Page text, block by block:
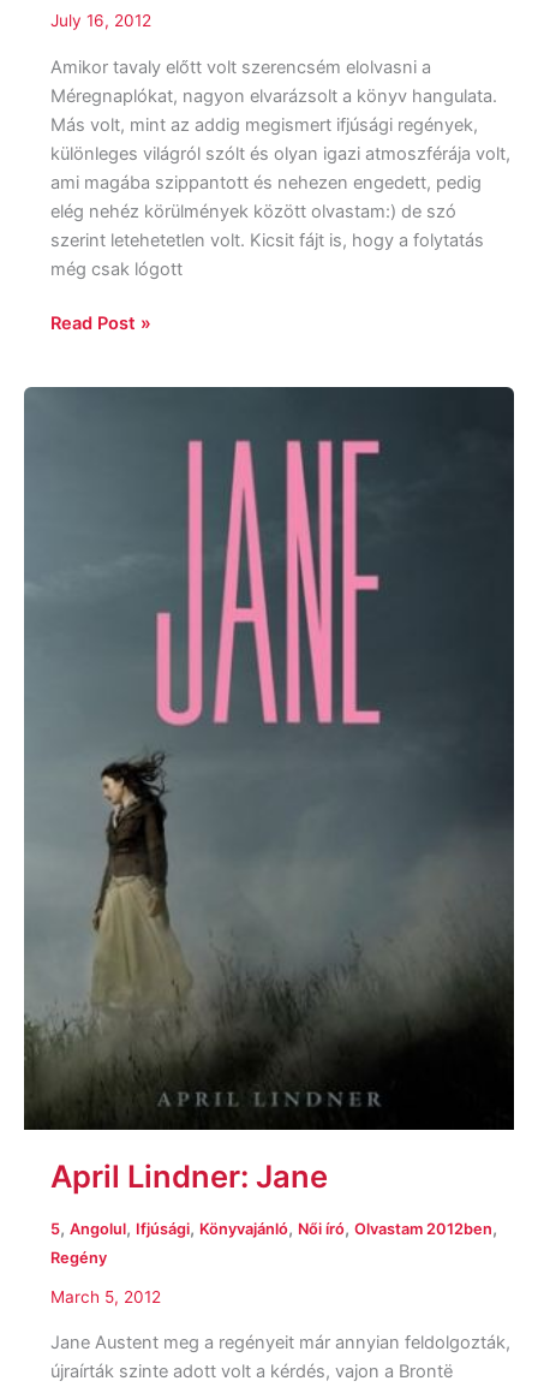
July 16, 2012
Amikor tavaly előtt volt szerencsém elolvasni a
Méregnaplókat, nagyon elvarázsolt a könyv hangulata.
Más volt, mint az addig megismert ifjúsági regények,
különleges világról szólt és olyan igazi atmoszférája volt,
ami magába szippantott és nehezen engedett, pedig
elég nehéz körülmények között olvastam:) de szó
szerint letehetetlen volt. Kicsit fájt is, hogy a folytatás
még csak lógott
Read Post »
April Lindner: Jane
5, Angolul, Ifjúsági, Könyvajánló, Női író, Olvastam 2012ben,
Regény
March 5, 2012
Jane Austent meg a regényeit már annyian feldolgozták,
újraírták szinte adott volt a kérdés, vajon a Brontë